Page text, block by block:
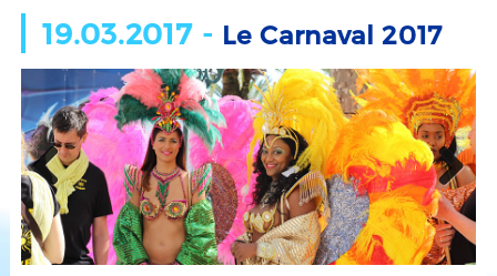
19.03.2017 - Le Carnaval 2017
Previous Next